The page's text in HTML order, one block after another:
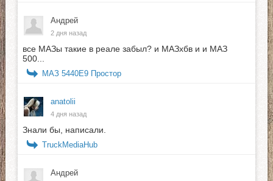
Андрей
2 дня назад
все МАЗы такие в реале забыл? и МАЗхбв и и МАЗ
500...
МАЗ 5440E9 Простор
anatolii
4 дня назад
Знали бы, написали.
TruckMediaHub
Андрей